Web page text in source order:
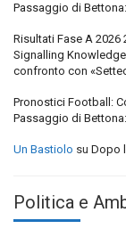
Passaggio di
Risultati Fase A
Signalling
confronto con
Pronostici Football:
Passaggio di
Un Bastiolo su Dopo
Politica e